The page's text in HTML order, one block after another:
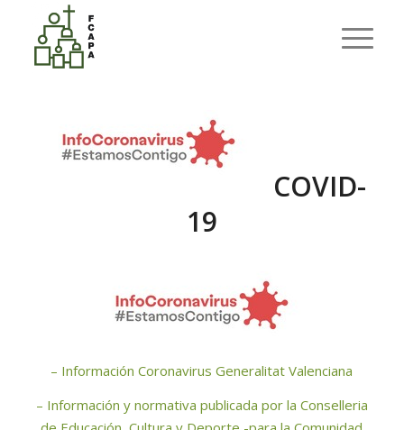
Blog - Latest News
Ets aquí: Inici
COVID-
19
– Información Coronavirus Generalitat Valenciana
– Información y normativa publicada por la Conselleria